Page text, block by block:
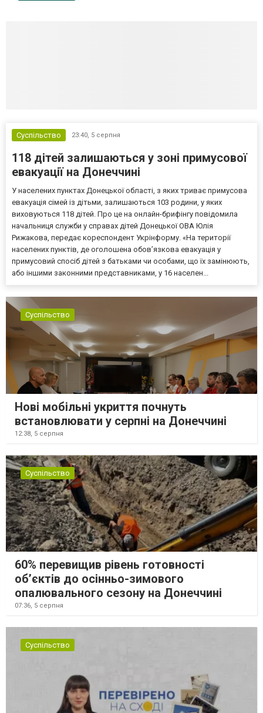
Суспільство 23:40, 5 серпня
118 дітей залишаються у зоні примусової
евакуації на Донеччині
У населених пунктах Донецької області, з яких триває примусова
евакуація сімей із дітьми, залишаються 103 родини, у яких
виховуються 118 дітей. Про це на онлайн-брифінгу повідомила
начальниця служби у справах дітей Донецької ОВА Юлія
Рижакова, передає кореспондент Укрінформу. «На території
населених пунктів, де оголошена обов’язкова евакуація у
примусовий спосіб дітей з батьками чи особами, що їх замінюють,
або іншими законними представниками, у 16 населен...
Суспільство
Нові мобільні укриття почнуть
встановлювати у серпні на Донеччині
12:38, 5 серпня
Суспільство
60% перевищив рівень готовності
об’єктів до осінньо-зимового
опалювального сезону на Донеччині
07:36, 5 серпня
Суспільство